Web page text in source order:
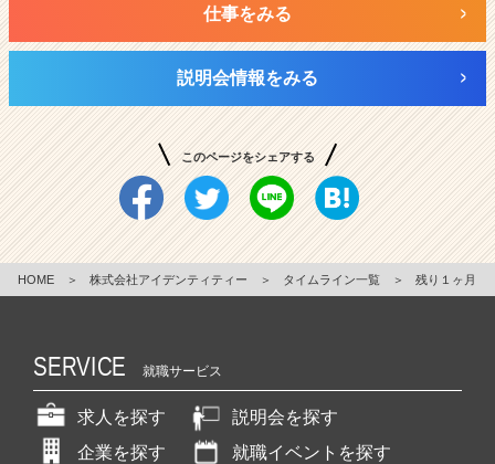
仕事をみる
説明会情報をみる
このページをシェアする
HOME ＞ 株式会社アイデンティティー ＞ タイムライン一覧 ＞ 残り１ヶ月
SERVICE 就職サービス
求人を探す
説明会を探す
企業を探す
就職イベントを探す